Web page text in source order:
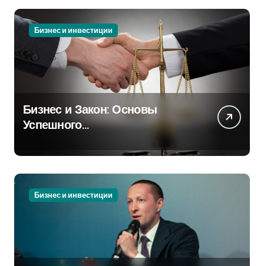
Бизнес и инвестиции
Бизнес и Закон: Основы
Успешного
Бизнес и инвестиции